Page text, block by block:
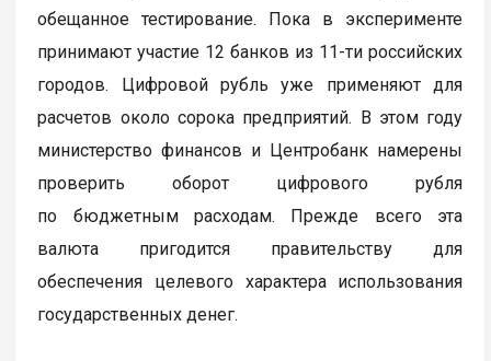
обещанное тестирование. Пока в эксперименте
принимают участие 12 банков из 11-ти российских
городов. Цифровой рубль уже применяют для
расчетов около сорока предприятий. В этом году
министерство финансов и Центробанк намерены
проверить оборот цифрового рубля
по бюджетным расходам. Прежде всего эта
валюта пригодится правительству для
обеспечения целевого характера использования
государственных денег.